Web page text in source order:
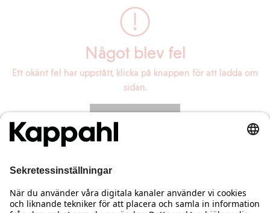
Något blev fel
Ett okänt fel har uppstått, klicka på knappen för att ladda om
sidan.